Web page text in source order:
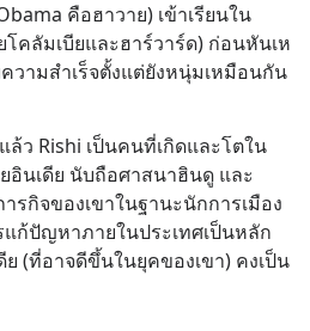
คือฮาวาย) เข้าเรียนใน
คลัมเบียและฮาร์วาร์ด) ก่อนหันเห
วามสำเร็จตั้งแต่ยังหนุ่มเหมือนกัน
ล้ว Rishi เป็นคนที่เกิดและโตใน
อินเดีย นับถือศาสนาฮินดู และ
รกิจของเขาในฐานะนักการเมือง
ก้ปัญหาภายในประเทศเป็นหลัก
(ที่อาจดีขึ้นในยุคของเขา) คงเป็น